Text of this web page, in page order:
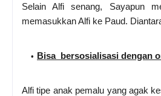
Selain Alfi senang, Sayapun
memasukkan Alfi ke Paud.
Bisa bersosialisasi dengan
Alfi tipe anak pemalu yang agak